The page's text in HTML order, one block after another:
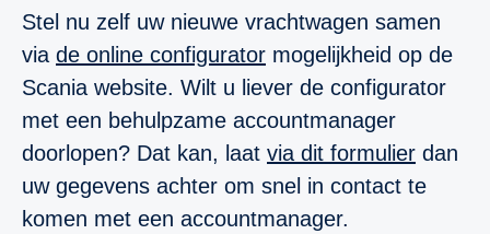
Stel nu zelf uw nieuwe vrachtwagen samen
via de online configurator mogelijkheid op de
Scania website. Wilt u liever de configurator
met een behulpzame accountmanager
doorlopen? Dat kan, laat via dit formulier dan
uw gegevens achter om snel in contact te
komen met een accountmanager.